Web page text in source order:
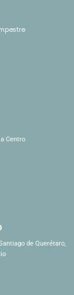
Centro
de Querétaro,